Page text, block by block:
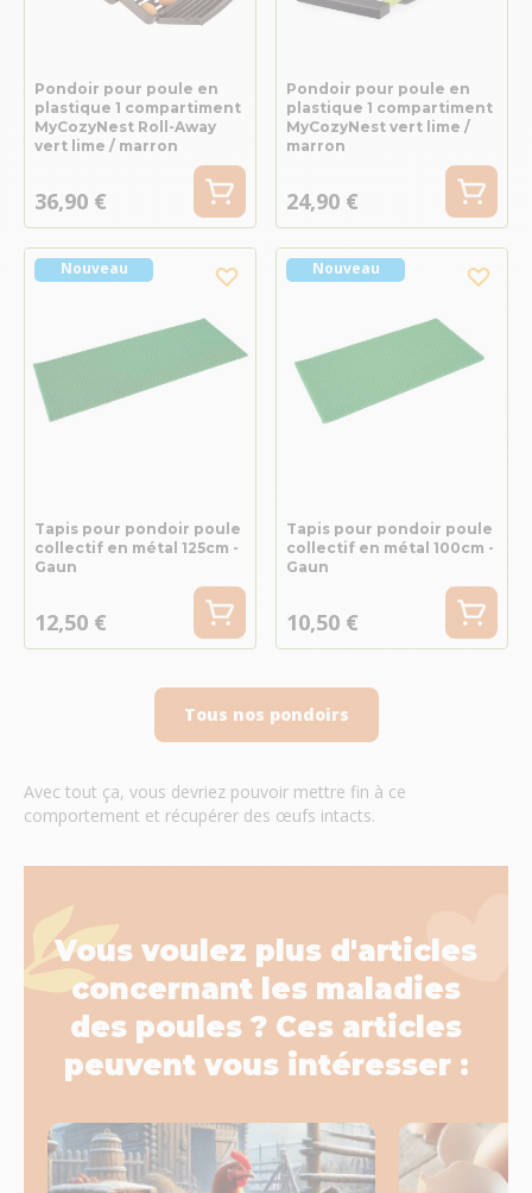
Pondoir pour poule en
plastique 1 compartiment
MyCozyNest Roll-Away
vert lime / marron
36,90 €
Pondoir pour poule en
plastique 1 compartiment
MyCozyNest vert lime /
marron
24,90 €
Nouveau
Tapis pour pondoir poule
collectif en métal 125cm -
Gaun
12,50 €
Nouveau
Tapis pour pondoir poule
collectif en métal 100cm -
Gaun
10,50 €
Tous nos pondoirs
Avec tout ça, vous devriez pouvoir mettre fin à ce
comportement et récupérer des œufs intacts.
Vous voulez plus d'articles
concernant les maladies
des poules ? Ces articles
peuvent vous intéresser :